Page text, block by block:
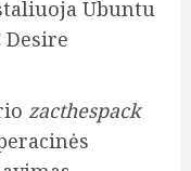
Ubuntu
Desire
zacthespack